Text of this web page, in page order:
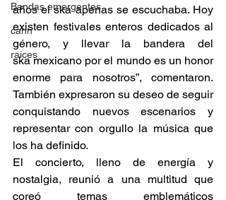
Bandas emergentes
cann
raices
años el ska apenas se escuchaba. Hoy
existen festivales enteros dedicados al
género, y llevar la bandera del
ska mexicano por el mundo es un honor
enorme para nosotros”, comentaron.
También expresaron su deseo de seguir
conquistando nuevos escenarios y
representar con orgullo la música que
los ha definido.
El concierto, lleno de energía y
nostalgia, reunió a una multitud que
coreó temas emblemáticos